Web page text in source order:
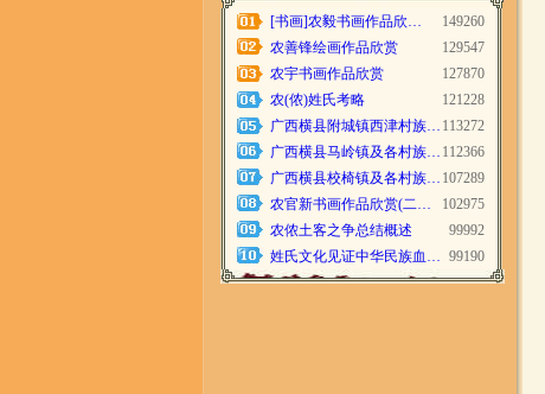
[书画]农毅书画作品欣…
149260
农善锋绘画作品欣赏
129547
农宇书画作品欣赏
127870
农(侬)姓氏考略
121228
广西横县附城镇西津村族… 113272
广西横县马岭镇及各村族… 112366
广西横县校椅镇及各村族… 107289
农官新书画作品欣赏(二…
102975
农侬土客之争总结概述
99992
姓氏文化见证中华民族血… 99190